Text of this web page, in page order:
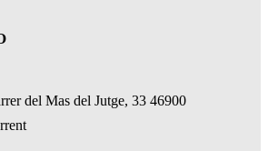
del Mas del Jutge, 33 46900